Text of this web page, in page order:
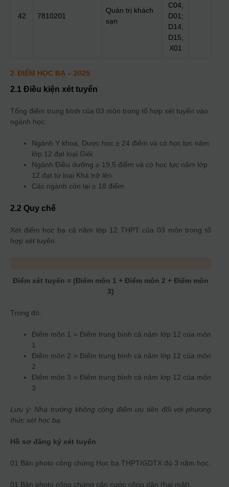
42 7810201
Quản trị khách
sạn
C04;
D01;
D14;
D15;
X01
2 ĐIỂM HỌC BẠ – 2025
2.1 Điều kiện xét tuyển
Tổng điểm trung bình của 03 môn trong tổ hợp xét tuyển vào
ngành học:
Ngành Y khoa, Dược học ≥ 24 điểm và có học lực năm
lớp 12 đạt loại Giỏi
Ngành Điều dưỡng ≥ 19,5 điểm và có học lực năm lớp
12 đạt từ loại Khá trở lên.
Các ngành còn lại ≥ 18 điểm
2.2 Quy chế
Xét điểm học bạ cả năm lớp 12 THPT của 03 môn trong tổ
hợp xét tuyển
Điểm xét tuyển = (Điểm môn 1 + Điểm môn 2 + Điểm môn
3)
Trong đó:
Điểm môn 1 = Điểm trung bình cả năm lớp 12 của môn
1
Điểm môn 2 = Điểm trung bình cả năm lớp 12 của môn
2
Điểm môn 3 = Điểm trung bình cả năm lớp 12 của môn
3
Lưu ý: Nhà trường không cộng điểm ưu tiên đối với phương
thức xét học bạ.
Hồ sơ đăng ký xét tuyển
01 Bản photo công chứng Học bạ THPT/GDTX đủ 3 năm học.
01 Bản photo công chứng căn cước công dân (hai mặt).